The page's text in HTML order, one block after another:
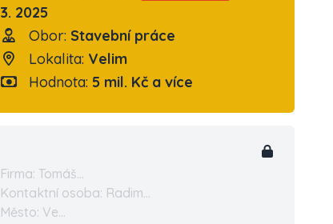
3. 2025
Obor: Stavební práce
Lokalita: Velim
Hodnota: 5 mil. Kč a více
Firma: Tomáš...
Kontaktní osoba: Radim...
Město: Ve...